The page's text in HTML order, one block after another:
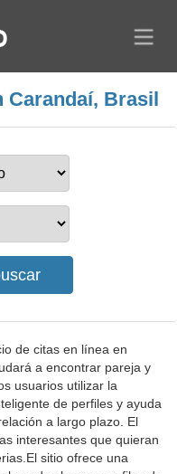
Carandaí, Brasil
de citas en línea en
a encontrar pareja y
usuarios utilizar la
de perfiles y ayuda
a largo plazo. El
interesantes que quieran
sitio ofrece una